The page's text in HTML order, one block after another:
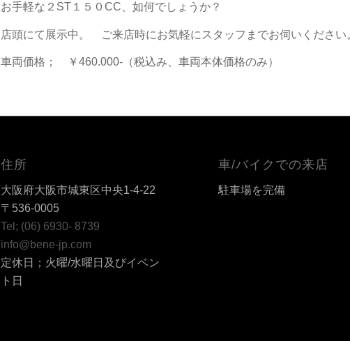
お手軽な２ST１５０CC、如何でしょうか？
店頭にて展示中。 ご来店時にお気軽にスタッフまでお伺いください
車両価格； ￥460.000-（税込み、車両本体価格のみ）
住所
大阪府大阪市城東区中央1-4-22
〒536-0005
Tel; (06) 6930- 8739
info@bene-jp.com
定休日；火曜/水曜日及びイベン
ト日
車/バイクでの来店
駐車場を完備